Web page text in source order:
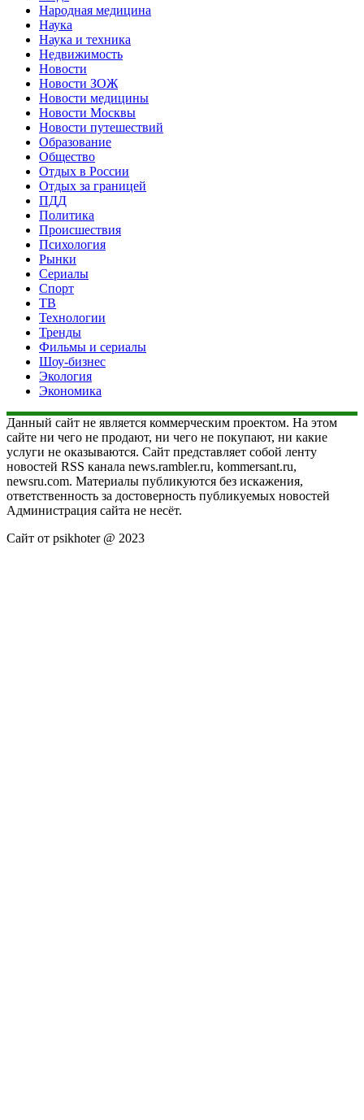
Народная медицина
Наука
Наука и техника
Недвижимость
Новости
Новости ЗОЖ
Новости медицины
Новости Москвы
Новости путешествий
Образование
Общество
Отдых в России
Отдых за границей
ПДД
Политика
Происшествия
Психология
Рынки
Сериалы
Спорт
ТВ
Технологии
Тренды
Фильмы и сериалы
Шоу-бизнес
Экология
Экономика
Данный сайт не является коммерческим проектом. На этом
сайте ни чего не продают, ни чего не покупают, ни какие
услуги не оказываются. Сайт представляет собой ленту
новостей RSS канала news.rambler.ru, kommersant.ru,
newsru.com. Материалы публикуются без искажения,
ответственность за достоверность публикуемых новостей
Администрация сайта не несёт.
Сайт от psikhoter @ 2023